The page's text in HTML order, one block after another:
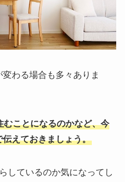
わる場合も多々ありま
むことになるのかなど、今
えておきましょう。
しているのか気になってし